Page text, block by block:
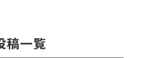
稿一覧